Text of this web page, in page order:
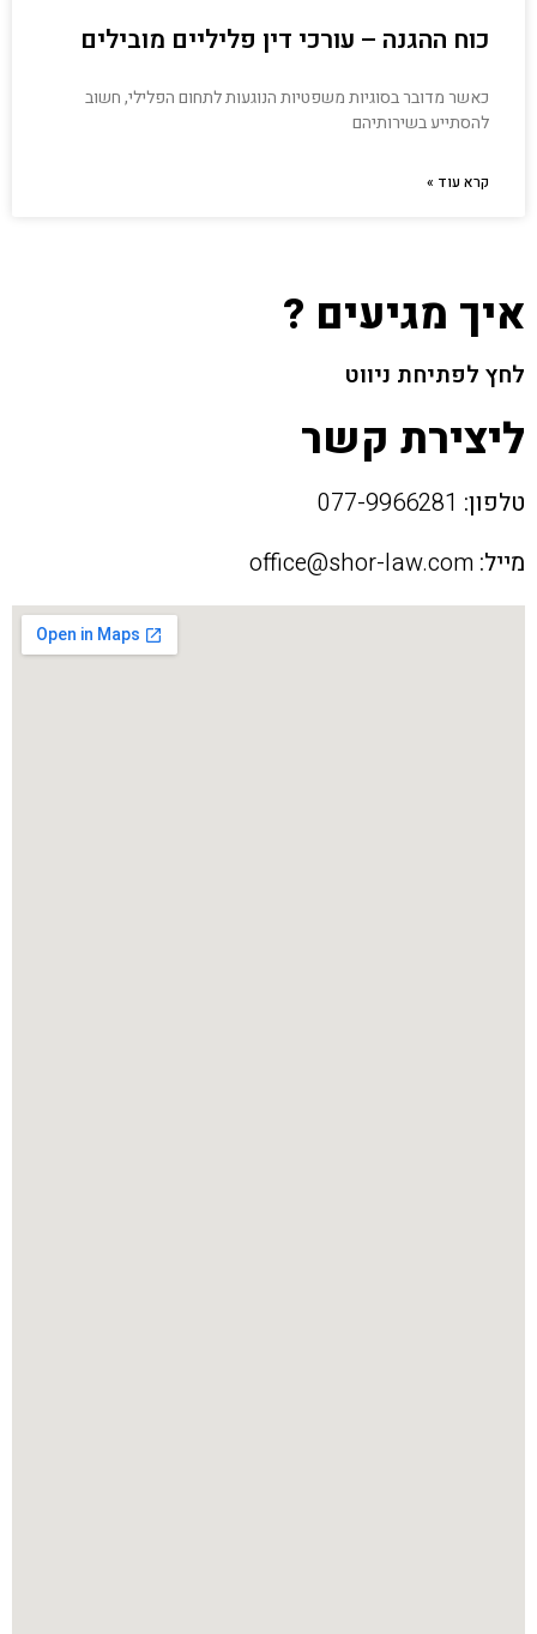
כוח ההגנה – עורכי דין פליליים מובילים
כאשר מדובר בסוגיות משפטיות הנוגעות לתחום הפלילי, חשוב
להסתייע בשירותיהם
קרא עוד »
איך מגיעים ?
לחץ לפתיחת ניווט
ליצירת קשר
טלפון:
מייל: office@shor-law.com